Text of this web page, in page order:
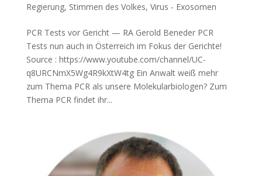
Regierung, Stimmen des Volkes, Virus - Exosomen
PCR Tests vor Gericht — RA Gerold Beneder PCR
Tests nun auch in Öster­reich im Fokus der Gerichte!
Source : https://www.youtube.com/channel/UC-
q8URCNmX5Wg4R9kXtW4tg Ein Anwalt weiß mehr
zum The­ma PCR als unse­re Molekularbiologen? Zum
The­ma PCR fin­det ihr...